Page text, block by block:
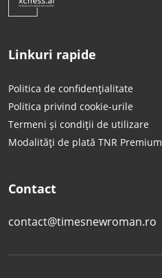
Linkuri rapide
Politica de confidențialitate
Politica privind cookie-urile
Termeni și condiții de utilizare
Modalități de plată TNR Premium
Contact
contact@timesnewroman.ro